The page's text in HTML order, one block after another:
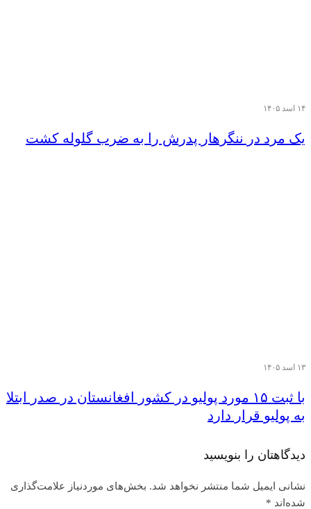
۱۴ اسد ۱۴۰۵
یک مرد در ننگرهار پدرش را به ضرب گلوله کشت
۱۳ اسد ۱۴۰۵
با ثبت ۱۵ مورد پولیو در کشور افغانستان در صدر ابتلا
به پولیو قرار دارد
دیدگاهتان را بنویسید
نشانی ایمیل شما منتشر نخواهد شد. بخش‌های موردنیاز علامت‌گذاری
شده‌اند *